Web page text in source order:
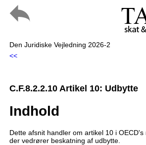
Den Juridiske Vejledning 2026-2
<<
C.F.8.2.2.10 Artikel 10: Udbytte
Indhold
Dette afsnit handler om artikel 10 i OECD's
der vedrører beskatning af udbytte.